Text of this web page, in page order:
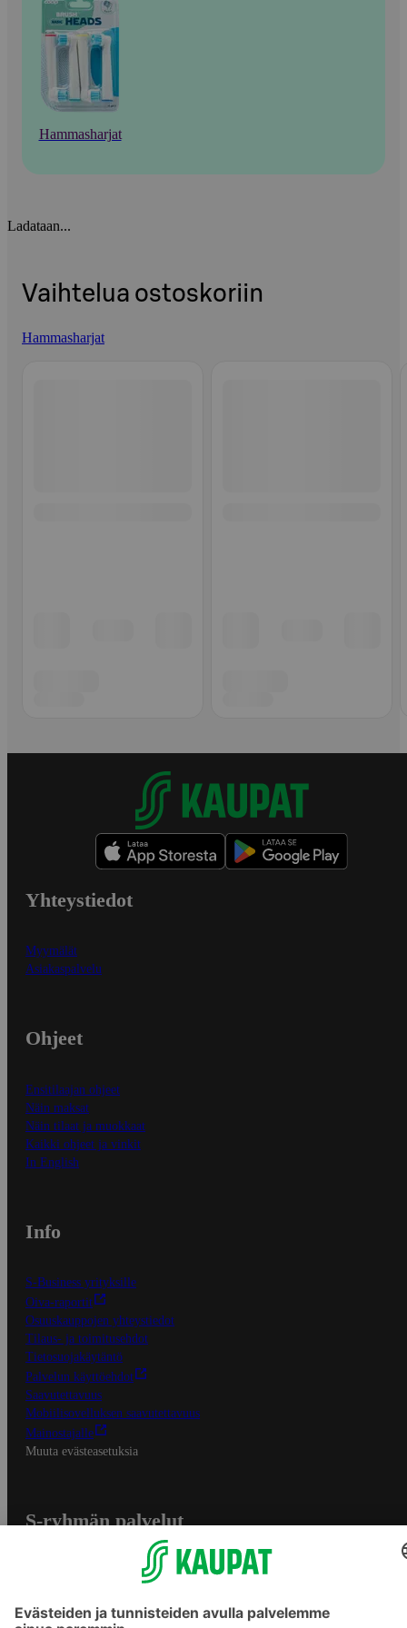
Hammasharjat
Ladataan...
Vaihtelua ostoskoriin
Hammasharjat
Yhteystiedot
Myymälät
Asiakaspalvelu
Ohjeet
Ensitilaajan ohjeet
Näin maksat
Näin tilaat ja muokkaat
Kaikki ohjeet ja vinkit
In English
Info
S-Business yrityksille
Oiva-raportit
Osuuskauppojen yhteystiedot
Tilaus- ja toimitusehdot
Tietosuojakäytäntö
Palvelun käyttöehdot
Saavutettavuus
Mobiilisovelluksen saavutettavuus
Mainostajalle
Muuta evästeasetuksia
S-ryhmän palvelut
Yhteishyvä Ruoka -sovellus